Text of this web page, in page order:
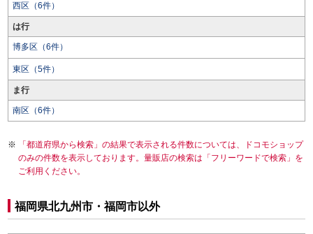
西区（6件）
は行
博多区（6件）
東区（5件）
ま行
南区（6件）
「都道府県から検索」の結果で表示される件数については、ドコモショップ
のみの件数を表示しております。量販店の検索は「フリーワードで検索」を
ご利用ください。
福岡県北九州市・福岡市以外